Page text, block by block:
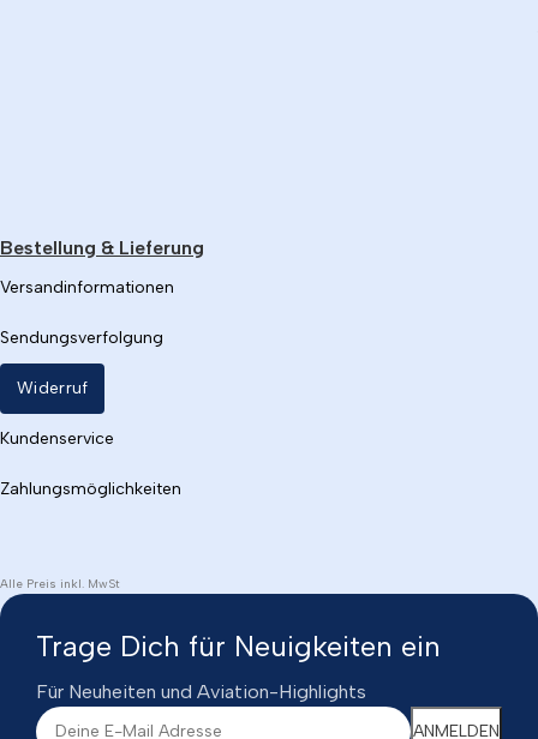
Bestellung & Lieferung
Versandinformationen
Sendungsverfolgung
Widerruf
Kundenservice
Zahlungsmöglichkeiten
Alle Preis inkl. MwSt
Trage Dich für Neuigkeiten ein
Für Neuheiten und Aviation-Highlights